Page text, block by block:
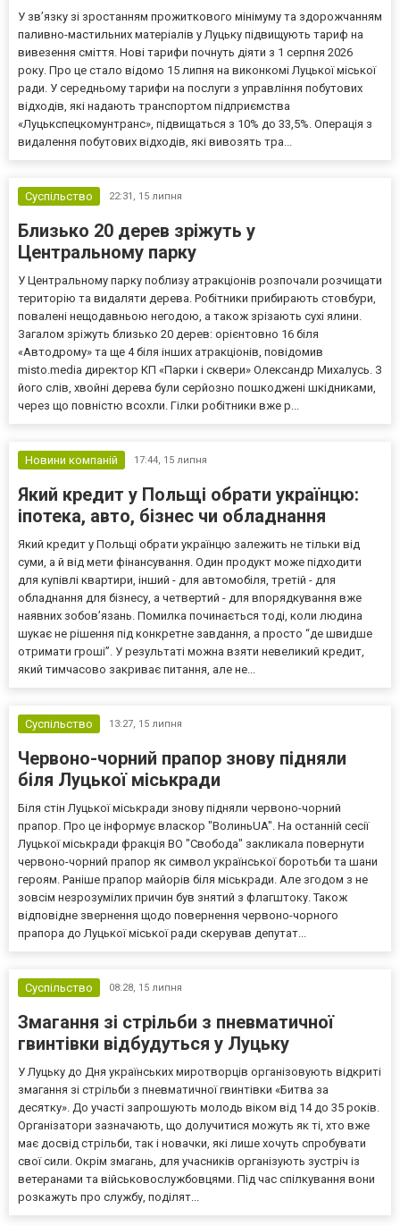
У зв’язку зі зростанням прожиткового мінімуму та здорожчанням
паливно-мастильних матеріалів у Луцьку підвищують тариф на
вивезення сміття. Нові тарифи почнуть діяти з 1 серпня 2026
року. Про це стало відомо 15 липня на виконкомі Луцької міської
ради. У середньому тарифи на послуги з управління побутових
відходів, які надають транспортом підприємства
«Луцькспецкомунтранс», підвищаться з 10% до 33,5%. Операція з
видалення побутових відходів, які вивозять тра...
Суспільство 22:31, 15 липня
Близько 20 дерев зріжуть у
Центральному парку
У Центральному парку поблизу атракціонів розпочали розчищати
територію та видаляти дерева. Робітники прибирають стовбури,
повалені нещодавньою негодою, а також зрізають сухі ялини.
Загалом зріжуть близько 20 дерев: орієнтовно 16 біля
«Автодрому» та ще 4 біля інших атракціонів, повідомив
misto.media директор КП «Парки і сквери» Олександр Михалусь. З
його слів, хвойні дерева були серйозно пошкоджені шкідниками,
через що повністю всохли. Гілки робітники вже р...
Новини компаній 17:44, 15 липня
Який кредит у Польщі обрати українцю:
іпотека, авто, бізнес чи обладнання
Який кредит у Польщі обрати українцю залежить не тільки від
суми, а й від мети фінансування. Один продукт може підходити
для купівлі квартири, інший - для автомобіля, третій - для
обладнання для бізнесу, а четвертий - для впорядкування вже
наявних зобов’язань. Помилка починається тоді, коли людина
шукає не рішення під конкретне завдання, а просто “де швидше
отримати гроші”. У результаті можна взяти невеликий кредит,
який тимчасово закриває питання, але не...
Суспільство 13:27, 15 липня
Червоно-чорний прапор знову підняли
біля Луцької міськради
Біля стін Луцької міськради знову підняли червоно-чорний
прапор. Про це інформує власкор "ВолиньUA". На останній сесії
Луцької міськради фракція ВО "Свобода" закликала повернути
червоно-чорний прапор як символ української боротьби та шани
героям. Раніше прапор майорів біля міськради. Але згодом з не
зовсім незрозумілих причин був знятий з флагштоку. Також
відповідне звернення щодо повернення червоно-чорного
прапора до Луцької міської ради скерував депутат...
Суспільство 08:28, 15 липня
Змагання зі стрільби з пневматичної
гвинтівки відбудуться у Луцьку
У Луцьку до Дня українських миротворців організовують відкриті
змагання зі стрільби з пневматичної гвинтівки «Битва за
десятку». До участі запрошують молодь віком від 14 до 35 років.
Організатори зазначають, що долучитися можуть як ті, хто вже
має досвід стрільби, так і новачки, які лише хочуть спробувати
свої сили. Окрім змагань, для учасників організують зустріч із
ветеранами та військовослужбовцями. Під час спілкування вони
розкажуть про службу, поділят...